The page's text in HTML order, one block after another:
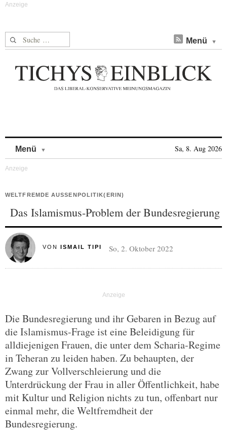
Suche nach: Menü
Menü Sa, 8. Aug 2026
WELTFREMDE AUSSENPOLITIK(ERIN)
Das Islamismus-Problem der Bundesregierung
VON ISMAIL TIPI So, 2. Oktober 2022
Die Bundesregierung und ihr Gebaren in Bezug auf
die Islamismus-Frage ist eine Beleidigung für
alldiejenigen Frauen, die unter dem Scharia-Regime
in Teheran zu leiden haben. Zu behaupten, der
Zwang zur Vollverschleierung und die
Unterdrückung der Frau in aller Öffentlichkeit, habe
mit Kultur und Religion nichts zu tun, offenbart nur
einmal mehr, die Weltfremdheit der
Bundesregierung.